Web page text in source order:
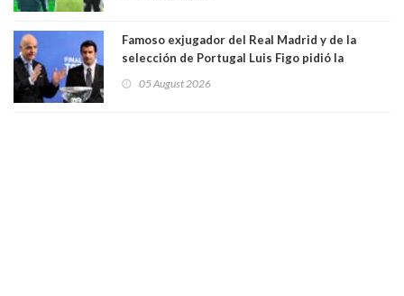
Famoso exjugador del Real Madrid y de la
selección de Portugal Luis Figo pidió la
comportamiento más bajo y cobarde que he
05 August 2026